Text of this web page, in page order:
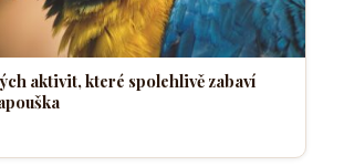
aktivit, které spolehlivě zabaví